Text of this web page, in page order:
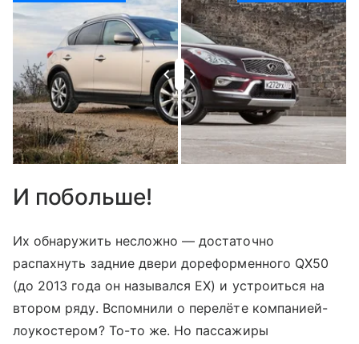
И побольше!
Их обнаружить несложно — достаточно
распахнуть задние двери дореформенного QX50
(до 2013 года он назывался EX) и устроиться на
втором ряду. Вспомнили о перелёте компанией-
лоукостером? То-то же. Но пассажиры